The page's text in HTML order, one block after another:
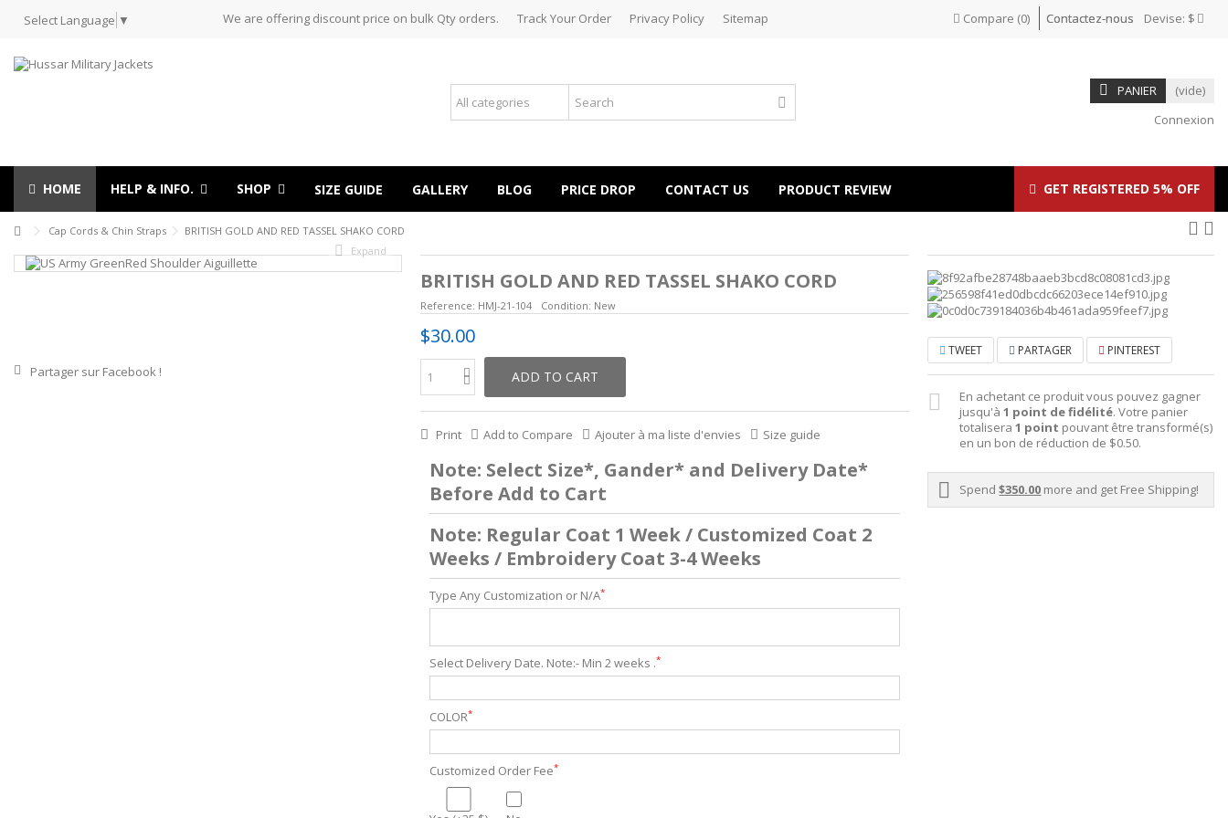
Select Language ▼ Devise: $
Contactez-nous
We are offering discount price on bulk Qty orders. Track Your Order Privacy Policy Sitemap Compare (0)
PANIER
(vide)
Connexion
HOME HELP & INFO. SHOP SIZE GUIDE GALLERY BLOG PRICE DROP CONTACT US GET REGISTERED 5% OFF
PRODUCT REVIEW
Cap Cords & Chin Straps
BRITISH GOLD AND RED TASSEL SHAKO CORD
Expand
Partager sur Facebook !
BRITISH GOLD AND RED TASSEL SHAKO CORD
Reference: HMJ-21-104 Condition: New
$30.00
ADD TO CART
Print Add to Compare Ajouter à ma liste d'envies Size guide
Note: Select Size*, Gander* and Delivery Date*
Before Add to Cart
Note: Regular Coat 1 Week / Customized Coat 2
Weeks / Embroidery Coat 3-4 Weeks
Type Any Customization or N/A*
Select Delivery Date. Note:- Min 2 weeks .*
COLOR*
Customized Order Fee*
TWEET PARTAGER PINTEREST
En achetant ce produit vous pouvez gagner
jusqu'à1 point de fidélité. Votre panier
totalisera1 point pouvant être transformé(s)
en un bon de réduction de $0.50.
Spend$350.00 more and get Free Shipping!